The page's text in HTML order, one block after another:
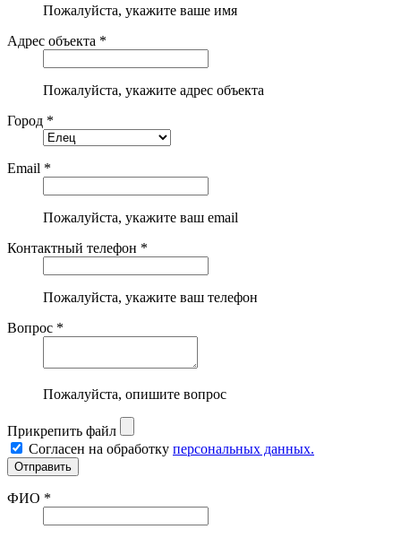
Пожалуйста, укажите ваше имя
Адрес объекта *
Пожалуйста, укажите адрес объекта
Город *
Email *
Пожалуйста, укажите ваш email
Контактный телефон *
Пожалуйста, укажите ваш телефон
Вопрос *
Пожалуйста, опишите вопрос
Прикрепить файл
Согласен на обработку персональных данных.
ФИО *